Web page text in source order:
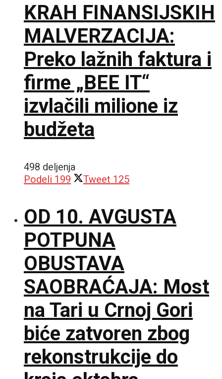
KRAH FINANSIJSKIH
MALVERZACIJA:
Preko lažnih faktura i
firme „BEE IT“
izvlačili milione iz
budžeta
498 deljenja
Podeli 199 Tweet 125
OD 10. AVGUSTA
POTPUNA
OBUSTAVA
SAOBRAĆAJA: Most
na Tari u Crnoj Gori
biće zatvoren zbog
rekonstrukcije do